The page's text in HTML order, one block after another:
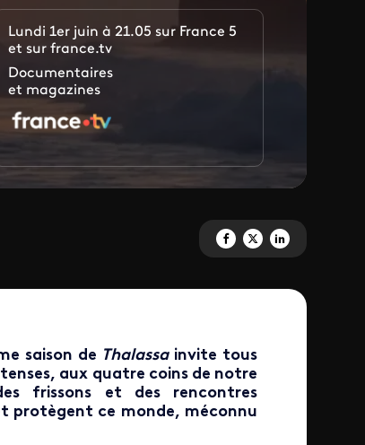
Lundi 1er juin à 21.05 sur France 5
et sur france.tv
Documentaires
et magazines
Partagez 'Brésil, au rythme de
Partagez 'Brésil, au
Partagez 'Brésil,
saison de Thalassainvite tous
aux quatre coins de notre
frissons et des rencontres
protègent ce monde, méconnu